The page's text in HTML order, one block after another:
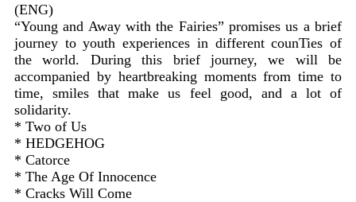
(ENG)
“Young and Away with the Fairies” promises us a brief
journey to youth experiences in different counTies of
the world. During this brief journey, we will be
accompanied by heartbreaking moments from time to
time, smiles that make us feel good, and a lot of
solidarity.
* Two of Us
* HEDGEHOG
* Catorce
* The Age Of Innocence
* Cracks Will Come